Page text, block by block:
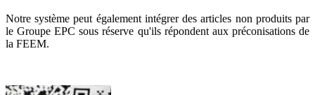
Notre système peut également intégrer des articles non produits par
le Groupe EPC sous réserve qu'ils répondent aux préconisations de
la FEEM.